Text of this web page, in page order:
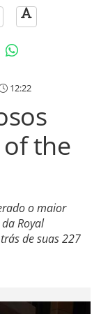
12:22
the
o maior
Royal
de suas 227